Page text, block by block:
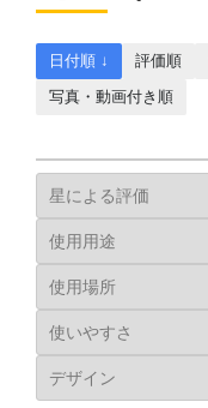
日付順 ↓ 評価順
写真・動画付き順